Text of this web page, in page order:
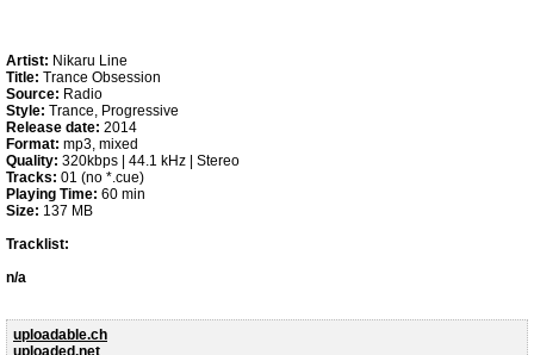
Artist: Nikaru Line
Title: Trance Obsession
Source: Radio
Style: Trance, Progressive
Release date: 2014
Format: mp3, mixed
Quality: 320kbps | 44.1 kHz | Stereo
Tracks: 01 (no *.cue)
Playing Time: 60 min
Size: 137 MB
Tracklist:
n/a
uploadable.ch
uploaded.net